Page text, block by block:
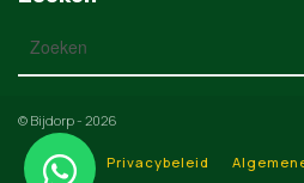
© Bijdorp - 2026
Privacybeleid